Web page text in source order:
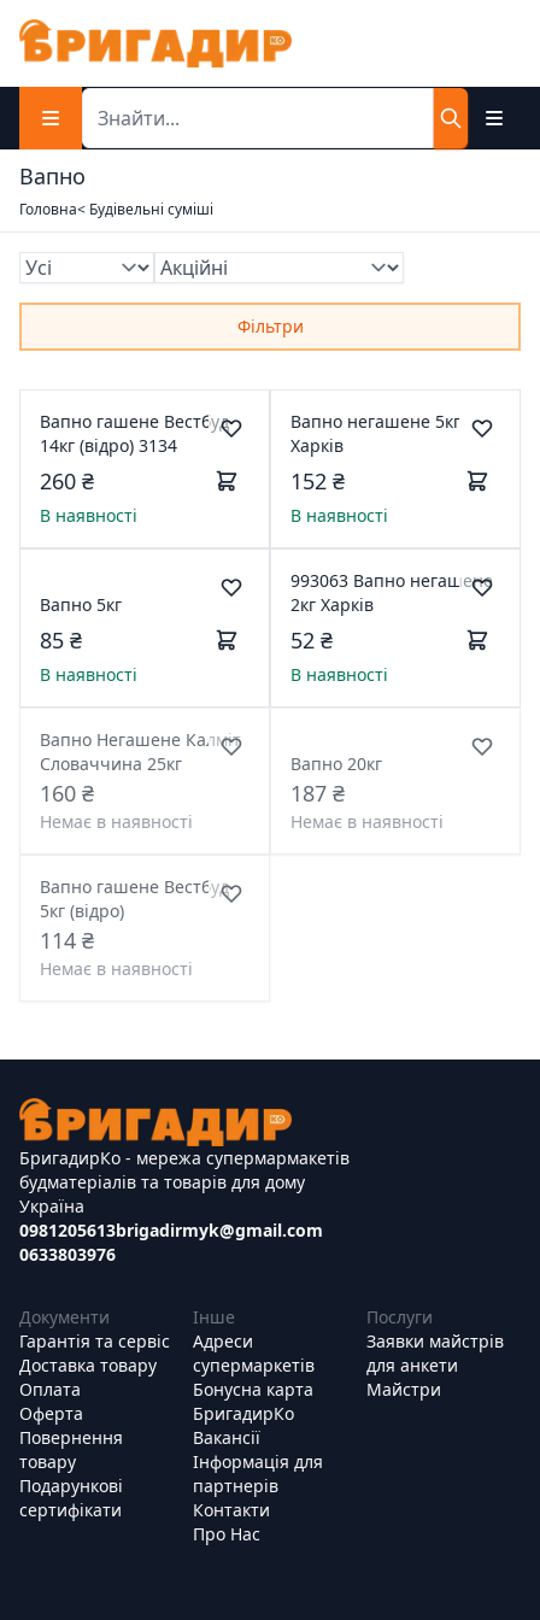
Вапно
Головна< Будівельні суміші
Фільтри
Вапно гашене Вестбуд
14кг (відро) 3134
260 ₴
В наявності
Вапно негашене 5кг
Харків
152 ₴
В наявності
Вапно 5кг
85 ₴
В наявності
993063 Вапно негашене
2кг Харків
52 ₴
В наявності
Вапно Негашене Калміт
Словаччина 25кг
160 ₴
Немає в наявності
Вапно 20кг
187 ₴
Немає в наявності
Вапно гашене Вестбуд
5кг (відро)
114 ₴
Немає в наявності
БригадирКо - мережа супермармакетів
будматеріалів та товарів для дому
Україна
0981205613
0633803976
brigadirmyk@gmail.com
Документи
Гарантія та сервіс
Доставка товару
Оплата
Оферта
Повернення
товару
Подарункові
сертифікати
Інше
Адреси
супермаркетів
Бонусна карта
БригадирКо
Вакансії
Інформація для
партнерів
Контакти
Про Нас
Послуги
Заявки майстрів
для анкети
Майстри